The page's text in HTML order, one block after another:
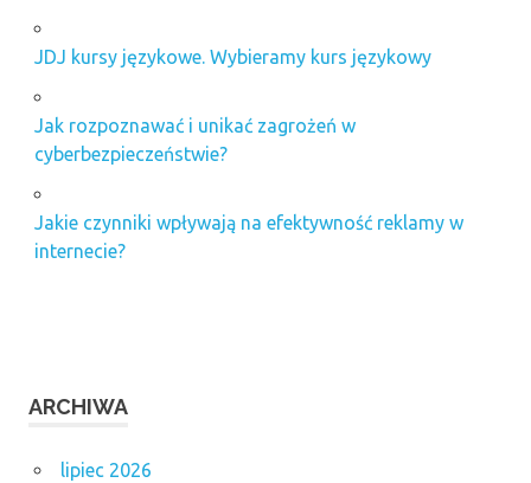
JDJ kursy językowe. Wybieramy kurs językowy
Jak rozpoznawać i unikać zagrożeń w
cyberbezpieczeństwie?
Jakie czynniki wpływają na efektywność reklamy w
internecie?
ARCHIWA
lipiec 2026